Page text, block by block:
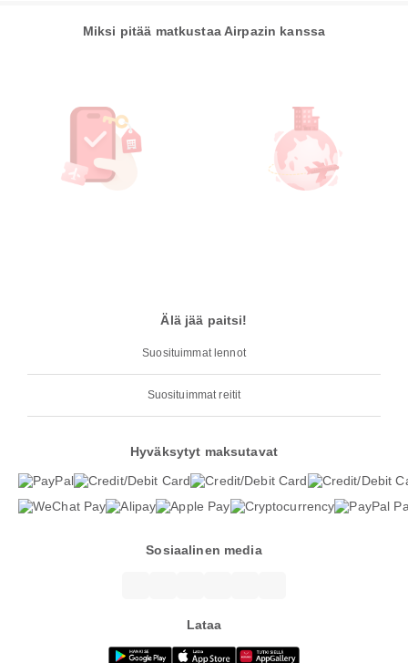
Miksi pitää matkustaa Airpazin kanssa
Älä jää paitsi!
Suosituimmat lennot
Suosituimmat reitit
Hyväksytyt maksutavat
Sosiaalinen media
Lataa